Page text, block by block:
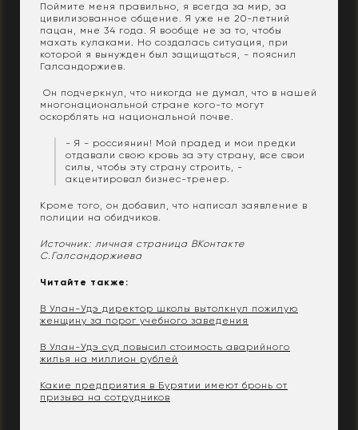
Поймите меня правильно, я всегда за мир, за
цивилизованное общение. Я уже не 20-летний
пацан, мне 34 года. Я вообще не за то, чтобы
махать кулаками. Но создалась ситуация, при
которой я вынужден был защищаться, - пояснил
Галсандоржиев.
Он подчеркнул, что никогда не думал, что в нашей
многонациональной стране кого-то могут
оскорблять на национальной почве.
- Я - россиянин! Мой прадед и мои предки
отдавали свою кровь за эту страну, все свои
силы, чтобы эту страну строить, -
акцентировал бизнес-тренер.
Кроме того, он добавил, что написал заявление в
полиции на обидчиков.
Источник: личная страница ВКонтакте
С.Галсандоржиева
Читайте также:
В Улан-Удэ директор школы вытолкнул пожилую
женщину за порог учебного заведения
В Улан-Удэ суд повысил стоимость аварийного
жилья на миллион рублей
Какие предприятия в Бурятии имеют бронь от
призыва на сотрудников